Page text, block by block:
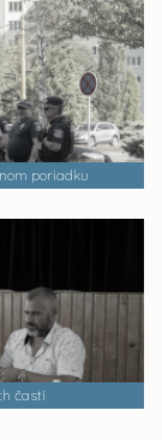
poriadku
častí